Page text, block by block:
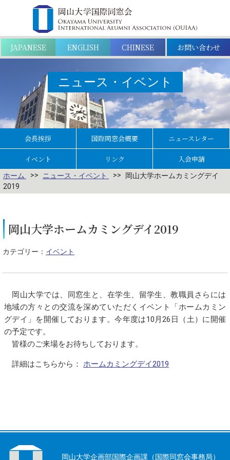
JAPANESE ENGLISH CHINESE お問い合わせ
ニュース・イベント
会長挨拶 国際同窓会概要 ニュースレター
イベント リンク 入会申請
ホーム ニュース・イベント
岡山大学ホームカミングデイ
2019
岡山大学ホームカミングデイ2019
カテゴリー： イベント
岡山大学では、同窓生と、在学生、留学生、教職員さらには
地域の方々との交流を深めていただくイベント「ホームカミン
グデイ」を開催しております。今年度は10月26日（土）に開催
の予定です。
皆様のご来場をお待ちしております。
詳細はこちらから： ホームカミングデイ2019
岡山大学企画部国際企画課（国際同窓会事務局）